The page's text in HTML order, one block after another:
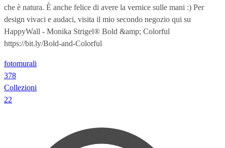
che è natura. È anche felice di avere la vernice sulle mani :) Per
design vivaci e audaci, visita il mio secondo negozio qui su
HappyWall - Monika Strigel® Bold &amp; Colorful
https://bit.ly/Bold-and-Colorful
fotomurali
378
Collezioni
22